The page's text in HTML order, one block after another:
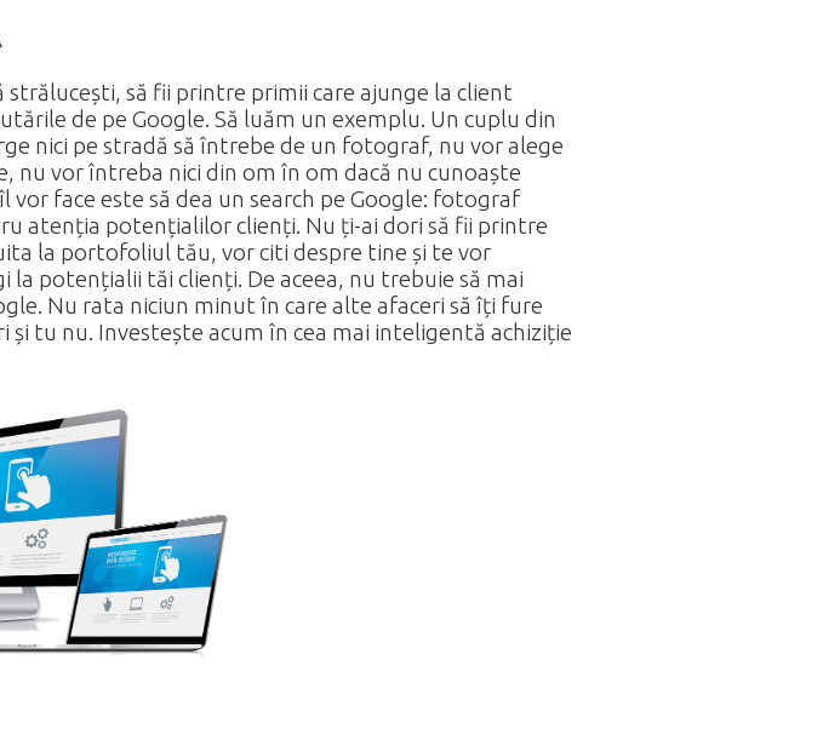
să fii printre primii care ajunge la client
de pe Google. Să luăm un exemplu. Un cuplu din
nici pe stradă să întrebe de un fotograf, nu vor alege
nu vor întreba nici din om în om dacă nu cunoaște
face este să dea un search pe Google: fotograf
atenția potențialilor clienți. Nu ți-ai dori să fii printre
la portofoliul tău, vor citi despre tine și te vor
potențialii tăi clienți. De aceea, nu trebuie să mai
Nu rata niciun minut în care alte afaceri să îți fure
tu nu. Investește acum în cea mai inteligentă achiziție